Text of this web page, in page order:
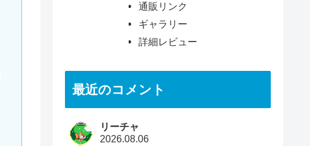
通販リンク
ギャラリー
詳細レビュー
最近のコメント
リーチャ
2026.08.06